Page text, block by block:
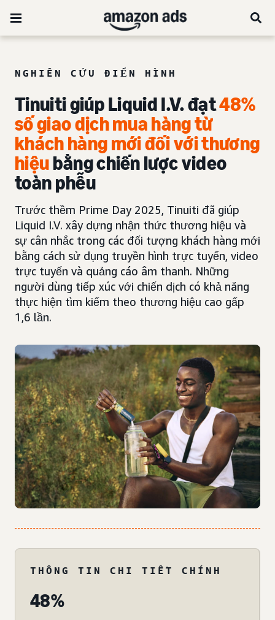
NGHIÊN CỨU ĐIỂN HÌNH
Tinuiti giúp Liquid I.V. đạt48%
số giao dịch mua hàng từ
khách hàng mới đối với thương
hiệubằng chiến lược video
toàn phễu
Trước thềm Prime Day 2025, Tinuiti đã giúp
Liquid I.V. xây dựng nhận thức thương hiệu và
sự cân nhắc trong các đối tượng khách hàng mới
bằng cách sử dụng truyền hình trực tuyến, video
trực tuyến và quảng cáo âm thanh. Những
người dùng tiếp xúc với chiến dịch có khả năng
thực hiện tìm kiếm theo thương hiệu cao gấp
1,6 lần.
THÔNG TIN CHI TIẾT CHÍNH
48%